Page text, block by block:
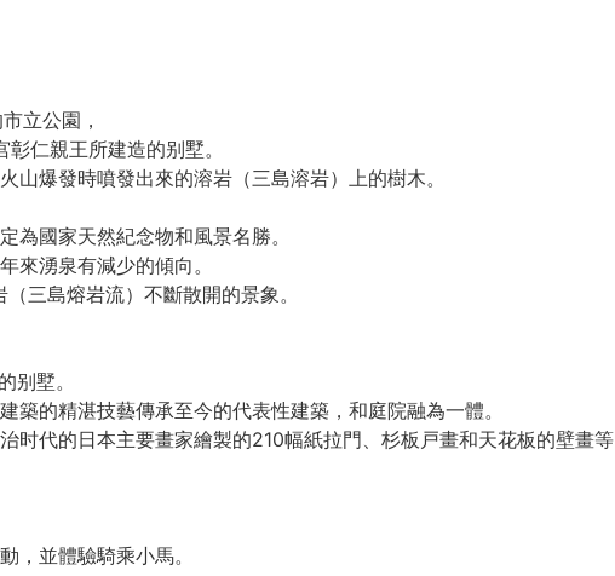
立公園，
仁親王所建造的别墅。
爆發時噴發出來的溶岩（三島溶岩）上的樹木。
為國家天然紀念物和風景名勝。
來湧泉有減少的傾向。
三島熔岩流）不斷散開的景象。
别墅。
的精湛技藝傳承至今的代表性建築，和庭院融為一體。
时代的日本主要畫家繪製的210幅紙拉門、杉板戸畫和天花板的壁畫等
，並體驗騎乘小馬。